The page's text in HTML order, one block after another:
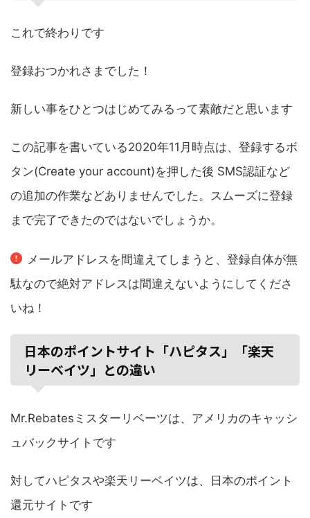
これで終わりです
登録おつかれさまでした！
新しい事をひとつはじめてみるって素敵だと思います
この記事を書いている2020年11月時点は、登録するボ
タン(Create your account)を押した後 SMS認証など
の追加の作業などありませんでした。スムーズに登録
まで完了できたのではないでしょうか。
メールアドレスを間違えてしまうと、登録自体が無
駄なので絶対アドレスは間違えないようにしてくださ
いね！
日本のポイントサイト「ハピタス」「楽天
リーベイツ」との違い
Mr.Rebatesミスターリベーツは、アメリカのキャッシ
ュバックサイトです
対してハピタスや楽天リーベイツは、日本のポイント
還元サイトです